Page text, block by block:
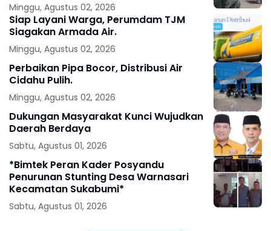
Minggu, Agustus 02, 2026
Siap Layani Warga, Perumdam TJM
Siagakan Armada Air.
Minggu, Agustus 02, 2026
Perbaikan Pipa Bocor, Distribusi Air
Cidahu Pulih.
Minggu, Agustus 02, 2026
Dukungan Masyarakat Kunci Wujudkan
Daerah Berdaya
Sabtu, Agustus 01, 2026
*Bimtek Peran Kader Posyandu
Penurunan Stunting Desa Warnasari
Kecamatan Sukabumi*
Sabtu, Agustus 01, 2026